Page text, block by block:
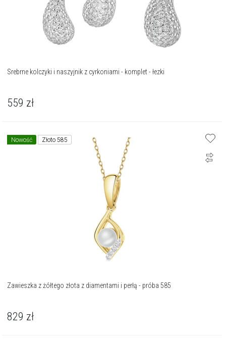
Srebrne kolczyki i naszyjnik z cyrkoniami - komplet - łezki
559 zł
Nowość Złoto 585
Zawieszka z żółtego złota z diamentami i perłą - próba 585
829 zł